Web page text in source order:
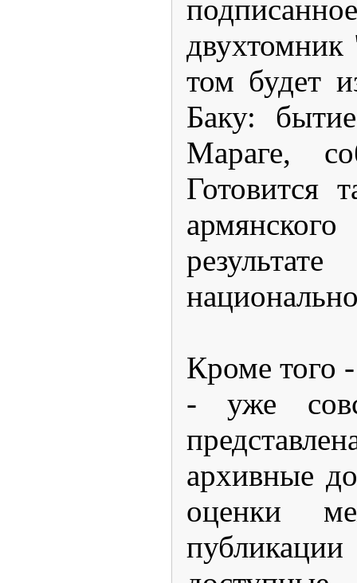
двухтомник
том будет
Баку:
Мараге,
Готовится
Кроме того
- уже
архивные
оценки